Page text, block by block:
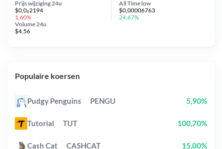
Prijs wijziging 24u
$0,0₈2194
1,60%
Volume 24u
$4.56
All Time low
$0,00006763
24,67%
Populaire koersen
Pudgy Penguins PENGU 5,90%
Tutorial TUT 100,70%
Cash Cat CASHCAT 15,00%